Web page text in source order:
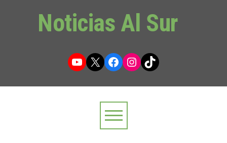
Noticias Al Sur
YouTube
X Facebook
Instagram
TikTok